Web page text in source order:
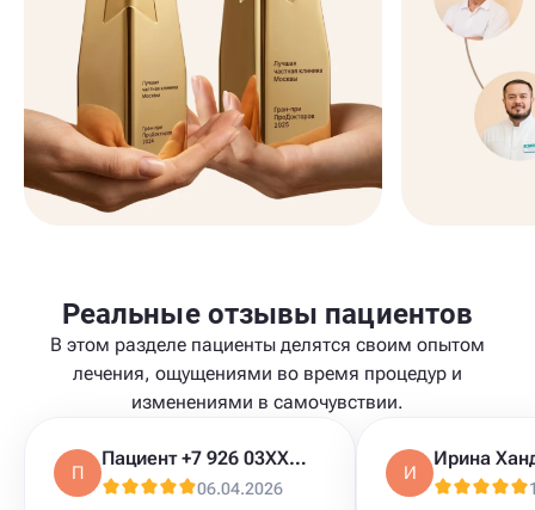
Реальные отзывы пациентов
В этом разделе пациенты делятся своим опытом
лечения, ощущениями во время процедур и
изменениями в самочувствии.
П
Пациент +7 926 03XXXXX
06.04.2026
И
Ирина